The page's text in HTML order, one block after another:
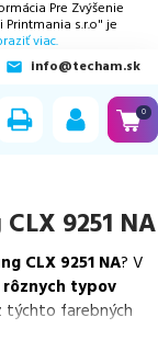
Pre Zvýšenie
s.r.o" je
viac.
info@techam.sk
0
9251 NA
CLX 9251 NA? V
rôznych typov
týchto farebných